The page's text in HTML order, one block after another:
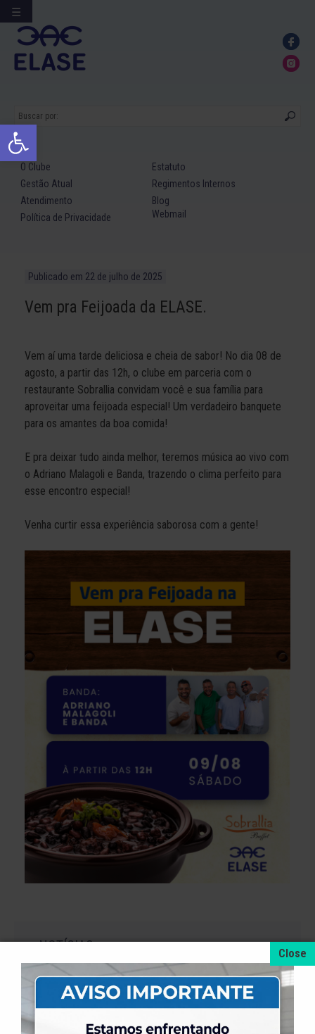
Abrir a barra de ferramentas
Ir
para
conteúdo
O Clube
Estatuto
Gestão Atual
Regimentos Internos
Atendimento
Blog
Política de Privacidade
Webmail
Publicado em 22 de julho de 2025
Vem pra Feijoada da ELASE.
Vem aí uma tarde deliciosa e cheia de sabor! No dia 08 de
agosto, a partir das 12h, o clube em parceria com o
restaurante Sobrallia convidam você e sua família para
aproveitar uma feijoada especial! Um verdadeiro banquete
para os amantes da boa comida!
E pra deixar tudo ainda melhor, teremos música ao vivo com
o Adriano Malagoli e Banda, trazendo o clima perfeito para
esse encontro especial!
Venha curtir essa experiência saborosa com a gente!
+ NOTÍCIAS
4 de agosto de 2026
A promoção da taxa de adesão foi prorrogada
até dia 31 de Agosto.
☰